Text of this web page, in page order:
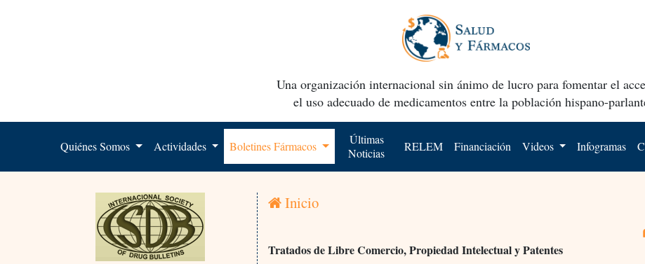
Una organización internacional sin ánimo de lucro para fomentar el
el uso adecuado de medicamentos entre la población hispano-
Quiénes Somos Actividades Boletines Fármacos
Últimas
Noticias
RELEM Financiación Videos Infogramas
Inicio
Tratados de Libre Comercio, Propiedad Intelectual y Patentes